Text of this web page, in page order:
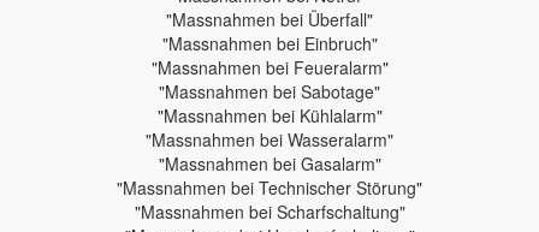
"Massnahmen bei Überfall"
"Massnahmen bei Einbruch"
"Massnahmen bei Feueralarm"
"Massnahmen bei Sabotage"
"Massnahmen bei Kühlalarm"
"Massnahmen bei Wasseralarm"
"Massnahmen bei Gasalarm"
"Massnahmen bei Technischer Störung"
"Massnahmen bei Scharfschaltung"